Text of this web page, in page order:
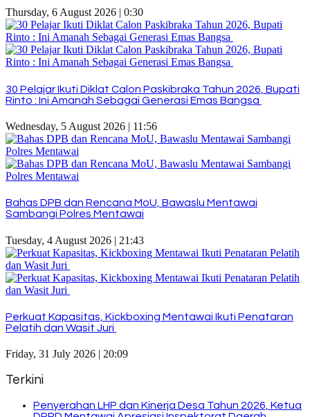
Thursday, 6 August 2026 | 0:30
30 Pelajar Ikuti Diklat Calon Paskibraka Tahun 2026, Bupati
Rinto : Ini Amanah Sebagai Generasi Emas Bangsa
Wednesday, 5 August 2026 | 11:56
Bahas DPB dan Rencana MoU, Bawaslu Mentawai
Sambangi Polres Mentawai
Tuesday, 4 August 2026 | 21:43
Perkuat Kapasitas, Kickboxing Mentawai Ikuti Penataran
Pelatih dan Wasit Juri
Friday, 31 July 2026 | 20:09
Terkini
Penyerahan LHP dan Kinerja Desa Tahun 2026, Ketua